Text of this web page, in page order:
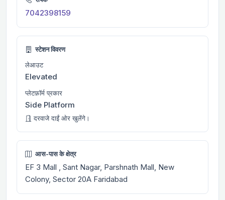
7042398159
स्टेशन विवरण
लेआउट
Elevated
प्लेटफ़ॉर्म प्रकार
Side Platform
दरवाजे दाईं ओर खुलेंगे।
आस-पास के क्षेत्र
EF 3 Mall , Sant Nagar, Parshnath Mall, New
Colony, Sector 20A Faridabad